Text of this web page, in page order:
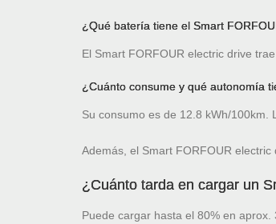
¿Qué batería tiene el Smart
El Smart FORFOUR electric drive
¿Cuánto consume y qué autonomía
Su consumo es de 12.8 kWh/100km.
Además, el Smart FORFOUR
¿Cuánto tarda en cargar un
Puede cargar hasta el 80% en aprox.